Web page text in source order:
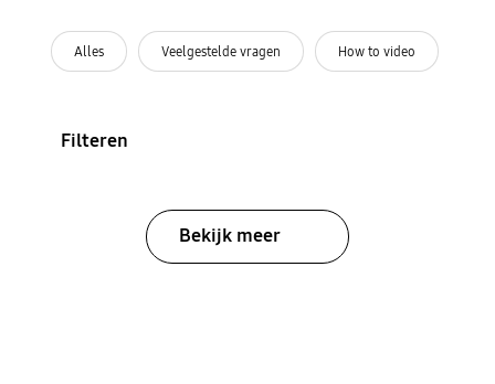
Alles Veelgestelde vragen How to video
Filteren
Bekijk meer